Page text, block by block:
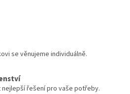
se věnujeme individuálně.
řešení pro vaše potřeby.